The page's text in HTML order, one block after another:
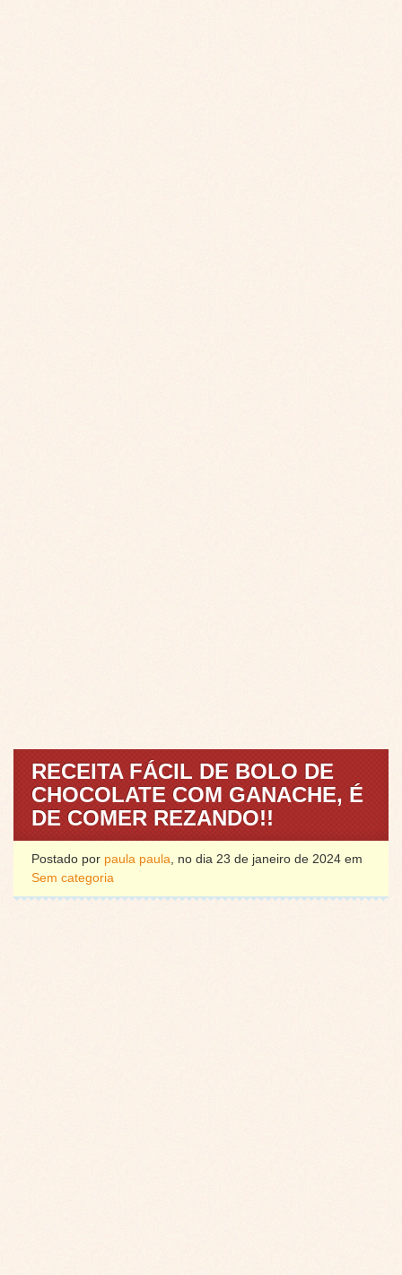
RECEITA FÁCIL DE BOLO DE
CHOCOLATE COM GANACHE, É
DE COMER REZANDO!!
Postado por paula paula, no dia 23 de janeiro de 2024 em
Sem categoria